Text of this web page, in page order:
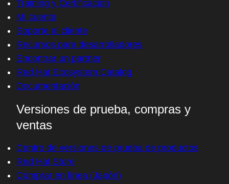
Training y Certificación
Mi cuenta
Soporte al cliente
Recursos para desarrolladores
Encontrar un partner
Red Hat Ecosystem Catalog
Documentación
Versiones de prueba, compras y
ventas
Centro de versiones de prueba de productos
Red Hat Store
Comprar en línea (Japón)